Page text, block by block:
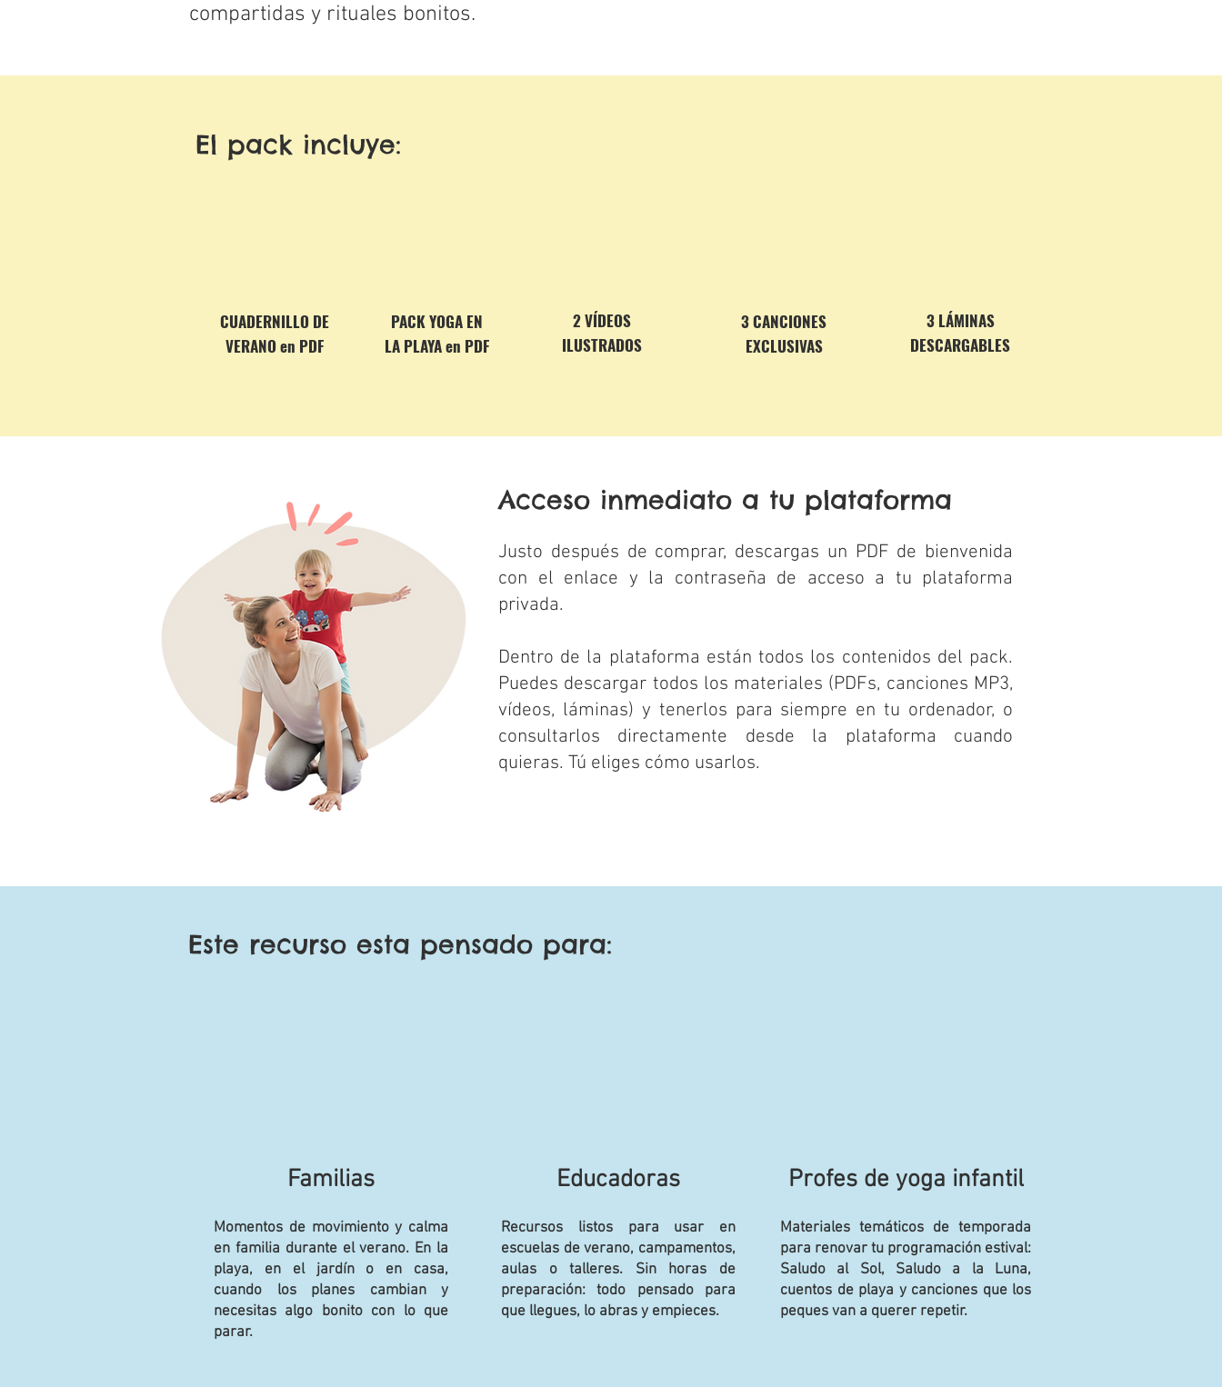
compartidas y rituales bonitos.
El pack incluye:
CUADERNILLO DE
VERANO en PDF
PACK YOGA EN
LA PLAYA en PDF
2 VÍDEOS
ILUSTRADOS
3 CANCIONES
EXCLUSIVAS
​3 LÁMINAS
DESCARGABLES
Acceso inmediato a tu plataforma
Justo después de comprar, descargas un PDF de bienvenida
con el enlace y la contraseña de acceso a tu plataforma
privada.
Dentro de la plataforma están todos los contenidos del pack.
Puedes descargar todos los materiales (PDFs, canciones MP3,
vídeos, láminas) y tenerlos para siempre en tu ordenador, o
consultarlos directamente desde la plataforma cuando
quieras. Tú eliges cómo usarlos.
Este recurso esta pensado para:
Familias
Momentos de movimiento y calma
en familia durante el verano. En la
playa, en el jardín o en casa,
cuando los planes cambian y
necesitas algo bonito con lo que
parar.
Educadoras
Recursos listos para usar en
escuelas de verano, campamentos,
aulas o talleres. Sin horas de
preparación: todo pensado para
que llegues, lo abras y empieces.
Profes de yoga infantil
Materiales temáticos de temporada
para renovar tu programación estival:
Saludo al Sol, Saludo a la Luna,
cuentos de playa y canciones que los
peques van a querer repetir.